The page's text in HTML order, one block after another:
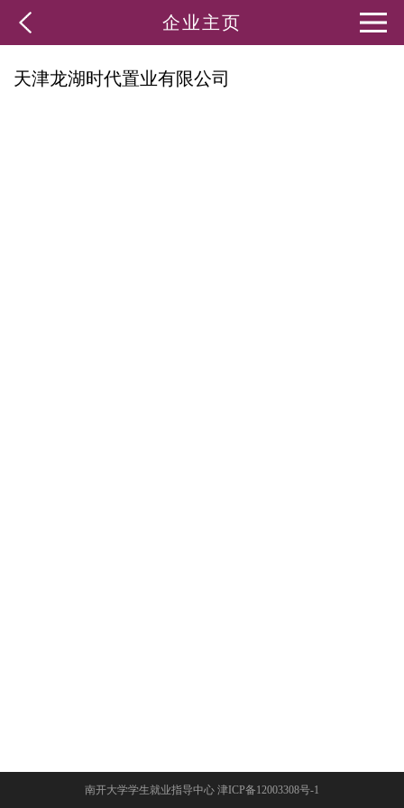
企业主页
天津龙湖时代置业有限公司
南开大学学生就业指导中心 津ICP备12003308号-1